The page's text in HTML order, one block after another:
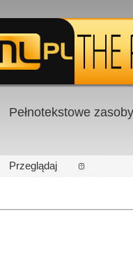
Pełnotekstowe
Przeglądaj